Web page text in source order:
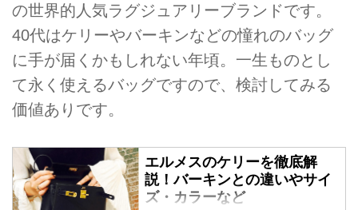
の世界的人気ラグジュアリーブランドです。
40代はケリーやバーキンなどの憧れのバッグ
に手が届くかもしれない年頃。一生ものとし
て永く使えるバッグですので、検討してみる
価値ありです。
エルメスのケリーを徹底解
説！バーキンとの違いやサイ
ズ・カラーなど